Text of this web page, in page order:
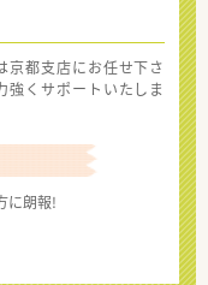
京都支店にお任せ下さ
強くサポートいたしま
に朗報!